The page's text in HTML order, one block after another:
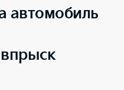
автомобиль